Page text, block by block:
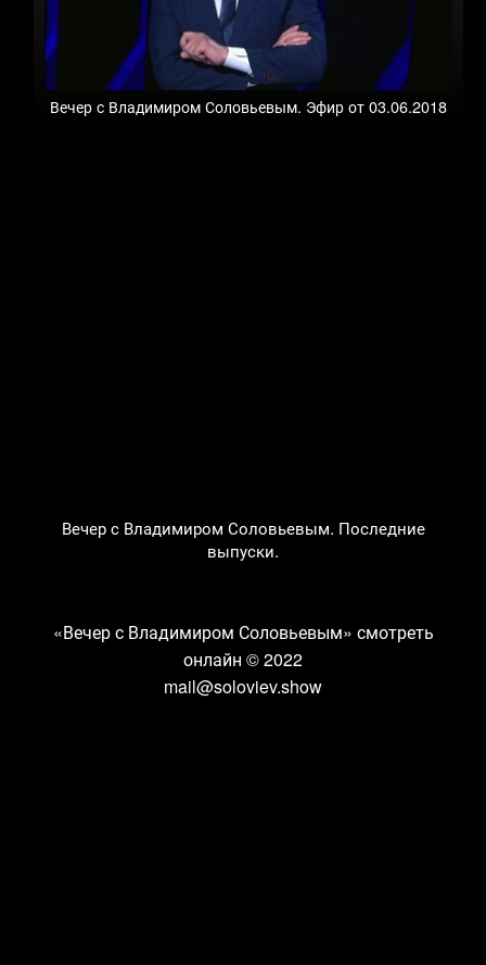
Вечер с Владимиром Соловьевым. Эфир от 03.06.2018
Вечер с Владимиром Соловьевым. Последние
выпуски.
«Вечер с Владимиром Соловьевым» смотреть
онлайн © 2022
mail@soloviev.show